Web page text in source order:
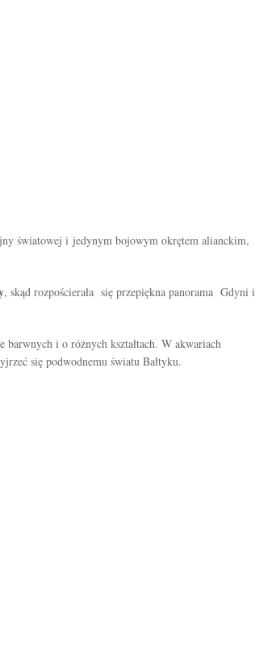
światowej i jedynym bojowym okrętem alianckim,
, skąd rozpościerała się przepiękna panorama Gdyni i
i o różnych kształtach. W akwariach
się podwodnemu światu Bałtyku.